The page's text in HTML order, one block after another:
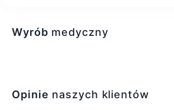
Wyrób medyczny
Opinie naszych klientów